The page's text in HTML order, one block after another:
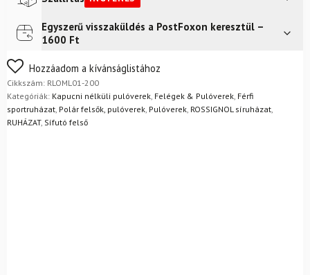
Jacket
mennyiség
Futár a címreIngyenes
FoxPost
Egyszerű visszaküldés a PostFoxon keresztül –
1600 Ft
Nem biztos a választásában? Semmi gond – a terméket
egyszerűen visszaküldheti 14 napon belül, indoklás nélkül.
Mik a visszaküldés feltételei?
Hozzáadom a kívánságlistához
Cikkszám: RLOML01-200
Kategóriák: Kapucni nélküli pulóverek Felégek & Pulóverek Férfi
sportruházat Polár felsők, pulóverek Pulóverek ROSSIGNOL síruházat
RUHÁZAT, Sífutó felső